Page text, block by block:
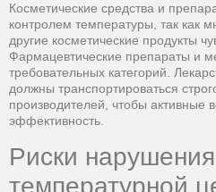
Косметические средства и
контролем температуры, так как
другие косметические продукты
Фармацевтические препараты и
требовательных категорий.
должны транспортироваться
производителей, чтобы активные
эффективность.
Риски нарушения
температурной